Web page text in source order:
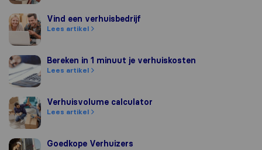
Vind een verhuisbedrijf
Vind een verhuisbedrijf
Lees artikel
Bereken in 1 minuut je verhuiskosten
Bereken in 1 minuut je verhuiskosten
Lees artikel
Verhuisvolume calculator
Verhuisvolume calculator
Lees artikel
Goedkope Verhuizers
Goedkope Verhuizers